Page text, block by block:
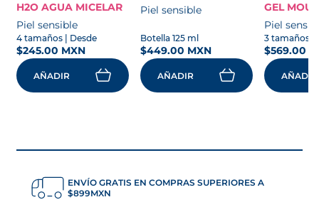
H2O AGUA MICELAR
Piel sensible
se abre en una pestaña nueva
4 tamaños | Desde
$245.00 MXN
AÑADIR
Piel sensible
se abre en una pestaña nueva
Botella 125 ml
$449.00 MXN
AÑADIR
GEL
Piel
se abre
3 tamaños
$569.00
AÑADIR
ENVÍO GRATIS EN COMPRAS SUPERIORES A
$899MXN